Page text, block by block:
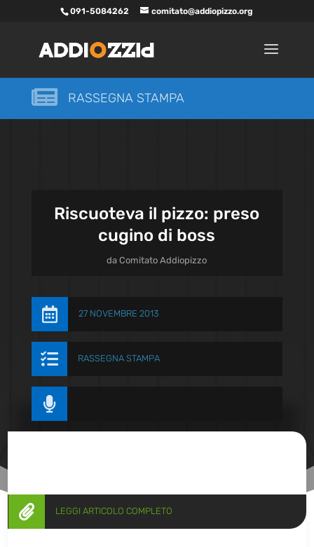
091-5084262 comitato@addiopizzo.org
 RASSEGNA STAMPA
Riscuoteva il pizzo: preso
cugino di boss
daComitato Addiopizzo
 27 NOVEMBRE 2013
 RASSEGNA STAMPA

 LEGGI ARTICOLO COMPLETO